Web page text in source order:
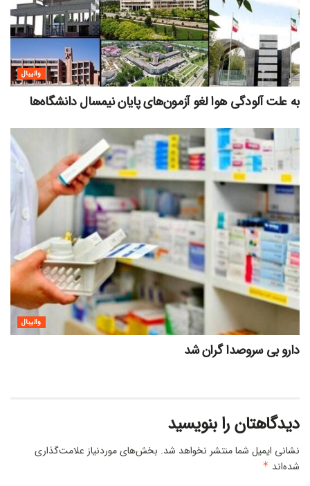
والیبال
به علت آلودگی هوا لغو آزمون‌های پایان نیمسال دانشگاه‌ها
والیبال
دارو بی سروصدا گران شد
دیدگاهتان را بنویسید
نشانی ایمیل شما منتشر نخواهد شد. بخش‌های موردنیاز علامت‌گذاری
شده‌اند *